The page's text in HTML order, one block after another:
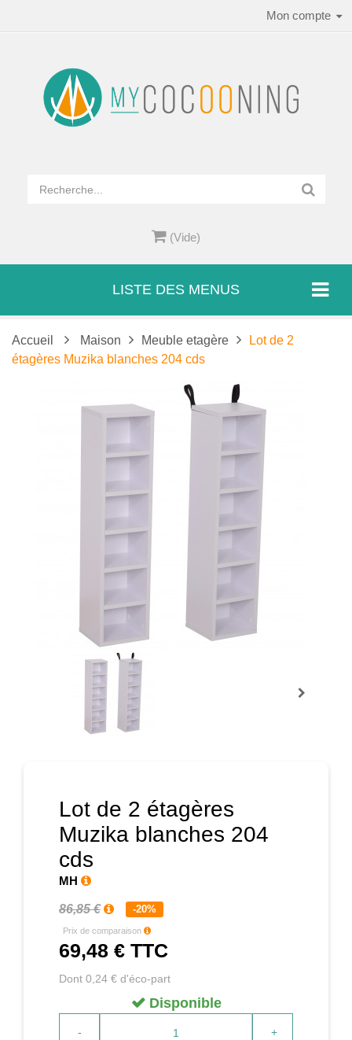
Mon compte
(Vide)
LISTE DES MENUS
Accueil Maison Meuble etagère
Lot de 2
étagères Muzika blanches 204 cds
Lot de 2 étagères
Muzika blanches 204
cds
MH
86,85 € -20%
Prix de comparaison
69,48 € TTC
Dont 0,24 € d'éco-part
Disponible
- +